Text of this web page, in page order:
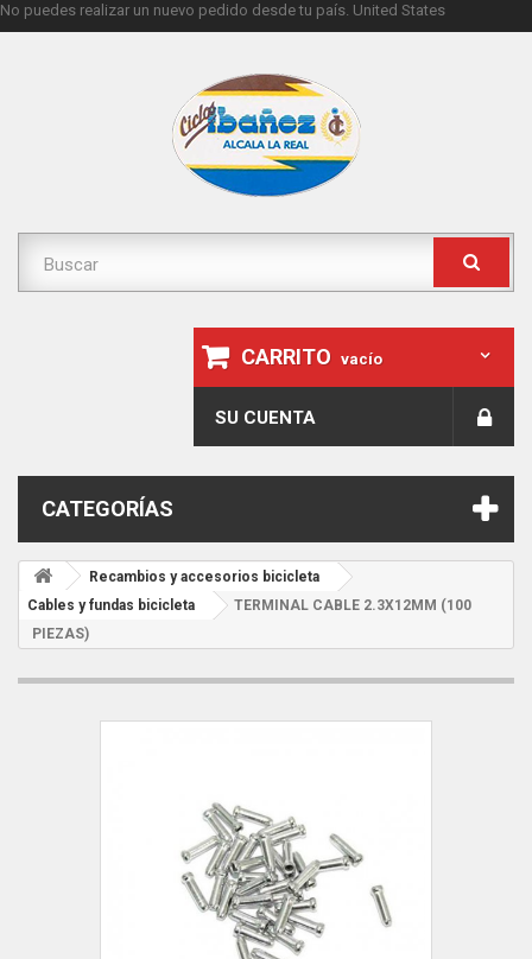
No puedes realizar un nuevo pedido desde tu país. United States
CARRITO vacío
SU CUENTA
CATEGORÍAS
Recambios y accesorios bicicleta
Cables y fundas bicicleta
TERMINAL CABLE 2.3X12MM (100
PIEZAS)